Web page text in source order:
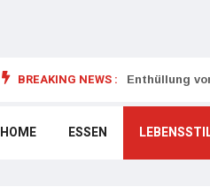
BREAKING NEWS : Enthüllung
HOME ESSEN